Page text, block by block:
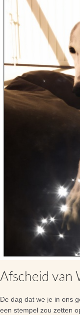
Afscheid van
De dag dat we je in ons
een stempel zou zetten